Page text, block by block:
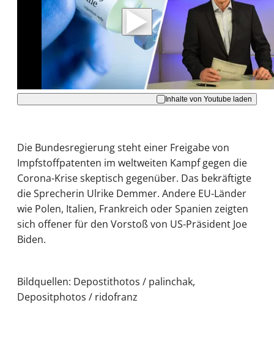
Daten an Youtube übertragen.
Hinweise dazu erhalten Sie in derDatenschutzerklärung
Akzeptieren
Inhalte von Youtube laden
Die Bundesregierung steht einer Freigabe von
Impfstoffpatenten im weltweiten Kampf gegen die
Corona-Krise skeptisch gegenüber. Das bekräftigte
die Sprecherin Ulrike Demmer. Andere EU-Länder
wie Polen, Italien, Frankreich oder Spanien zeigten
sich offener für den Vorstoß von US-Präsident Joe
Biden.
Bildquellen: Depostithotos / palinchak,
Depositphotos / ridofranz